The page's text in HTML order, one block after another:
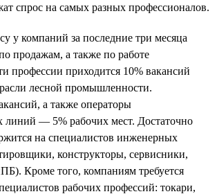
спрос на самых разных профессионалов.
у компаний за последние три месяца
продажам, а также по работе
профессии приходится 10% вакансий
лесной промышленности.
а также операторы
линий — 5% рабочих мест. Достаточно
на специалистов инженерных
конструкторы, сервисники,
Кроме того, компаниям требуется
рабочих профессий: токари,